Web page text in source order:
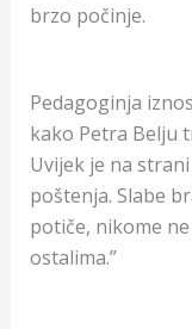
brzo počinje.
Pedagoginja
kako Petra Belju
Uvijek je na
poštenja. Slabe
potiče, nikome
ostalima.”